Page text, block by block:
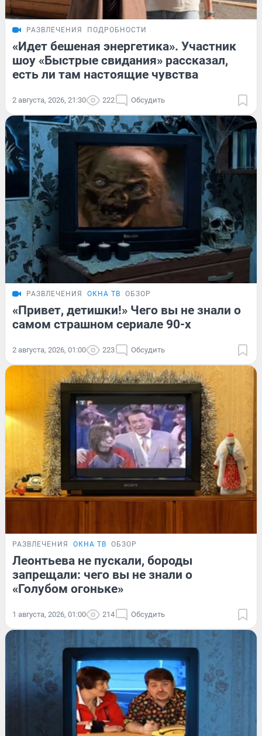
РАЗВЛЕЧЕНИЯ ПОДРОБНОСТИ
«Идет бешеная энергетика». Участник
шоу «Быстрые свидания» рассказал,
есть ли там настоящие чувства
2 августа, 2026, 21:30 222 Обсудить
РАЗВЛЕЧЕНИЯ ОКНА ТВ ОБЗОР
«Привет, детишки!» Чего вы не знали о
самом страшном сериале 90-х
2 августа, 2026, 01:00 223 Обсудить
РАЗВЛЕЧЕНИЯ ОКНА ТВ ОБЗОР
Леонтьева не пускали, бороды
запрещали: чего вы не знали о
«Голубом огоньке»
1 августа, 2026, 01:00 214 Обсудить